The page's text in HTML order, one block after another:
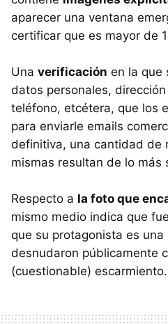
aparecer una ventana
certificar que es mayor de
Una verificación en la que
datos personales,
teléfono, etcétera, que los
para enviarle emails
definitiva, una cantidad de
mismas resultan de lo más
Respecto a la foto que
mismo medio indica que
que su protagonista es una
desnudaron públicamente
(cuestionable) escarmiento.